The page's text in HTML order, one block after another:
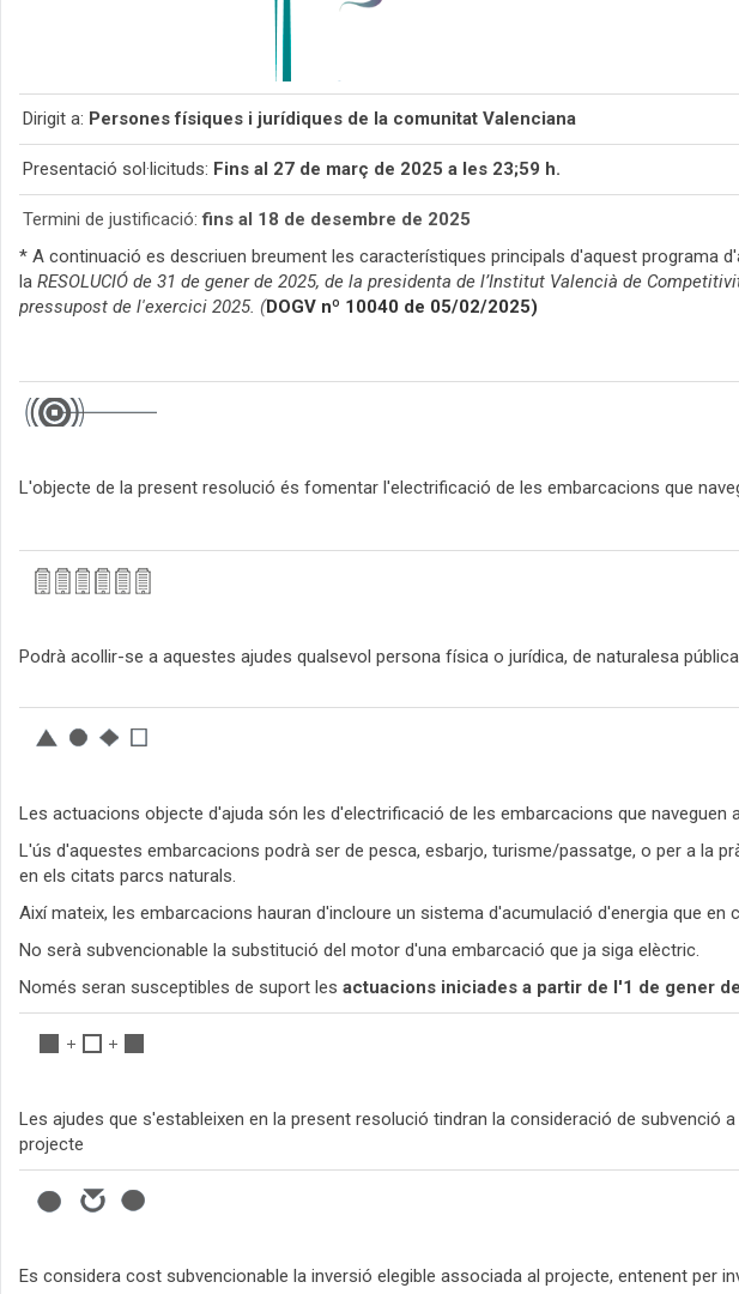
Dirigit a: Persones físiques i jurídiques de la comunitat Valenciana
Presentació sol·licituds: Fins al 27 de març de 2025 a les 23;59 h.
Termini de justificació: fins al 18 de desembre de 2025
* A continuació es descriuen breument les característiques principals d'aquest programa
la RESOLUCIÓ de 31 de gener de 2025, de la presidenta de l’Institut Valencià de
pressupost de l'exercici 2025. (DOGV nº 10040 de 05/02/2025)
L'objecte de la present resolució és fomentar l'electrificació de les embarcacions que
Podrà acollir-se a aquestes ajudes qualsevol persona física o jurídica, de naturalesa
Les actuacions objecte d'ajuda són les d'electrificació de les embarcacions que naveguen
L'ús d'aquestes embarcacions podrà ser de pesca, esbarjo, turisme/passatge, o per a la
en els citats parcs naturals.
Així mateix, les embarcacions hauran d'incloure un sistema d'acumulació d'energia que
No serà subvencionable la substitució del motor d'una embarcació que ja siga elèctric.
Només seran susceptibles de suport les actuacions iniciades a partir de l'1 de gener
Les ajudes que s'estableixen en la present resolució tindran la consideració de subvenció
projecte
Es considera cost subvencionable la inversió elegible associada al projecte, entenent per